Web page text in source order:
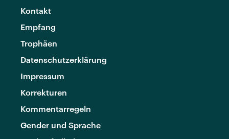
Kontakt
Empfang
Trophäen
Datenschutzerklärung
Impressum
Korrekturen
Kommentarregeln
Gender und Sprache